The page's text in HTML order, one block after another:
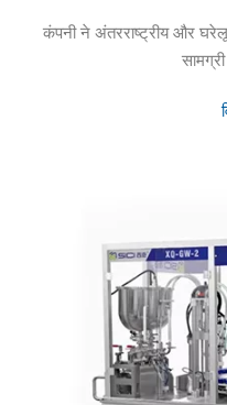
कंपनी ने अंतरराष्ट्रीय और